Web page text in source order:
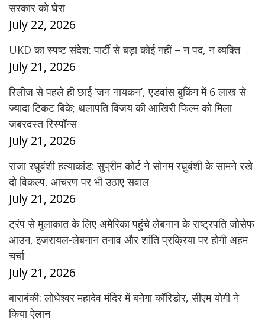
सरकार को घेरा
July 22, 2026
UKD का स्पष्ट संदेश: पार्टी से बड़ा कोई नहीं – न पद, न व्यक्ति
July 21, 2026
रिलीज से पहले ही छाई ‘जन नायकन’, एडवांस बुकिंग में 6 लाख से
ज्यादा टिकट बिके; थलापति विजय की आखिरी फिल्म को मिला
जबरदस्त रिस्पॉन्स
July 21, 2026
राजा रघुवंशी हत्याकांड: सुप्रीम कोर्ट ने सोनम रघुवंशी के सामने रखे
दो विकल्प, आचरण पर भी उठाए सवाल
July 21, 2026
ट्रंप से मुलाकात के लिए अमेरिका पहुंचे लेबनान के राष्ट्रपति जोसेफ
आउन, इजरायल-लेबनान तनाव और शांति प्रक्रिया पर होगी अहम
चर्चा
July 21, 2026
बाराबंकी: लोधेश्वर महादेव मंदिर में बनेगा कॉरिडोर, सीएम योगी ने
किया ऐलान